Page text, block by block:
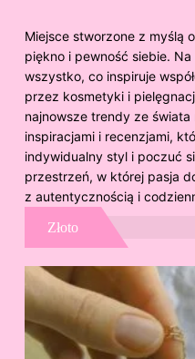
Miejsce stworzone z myślą
piękno i pewność siebie.
wszystko, co inspiruje
przez kosmetyki i
najnowsze trendy ze
inspiracjami i recenzjami,
indywidualny styl i poczuć
przestrzeń, w której pasja
z autentycznością i
Złoto